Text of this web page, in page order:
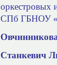
оркестровых
СПб ГБНОУ
Станкевич